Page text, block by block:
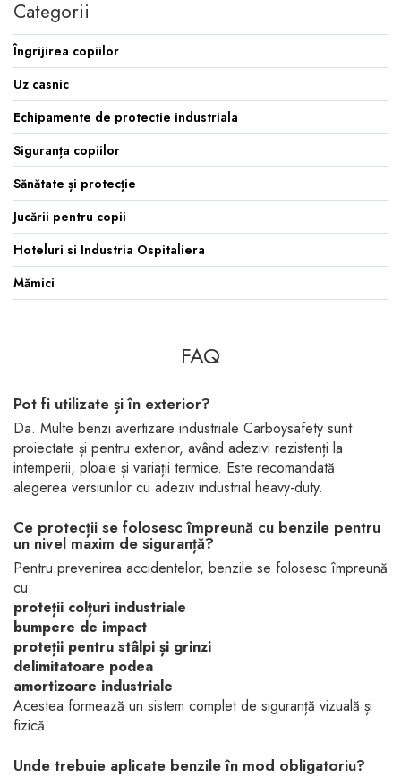
Categorii
Îngrijirea copiilor
Uz casnic
Echipamente de protectie industriala
Siguranța copiilor
Sănătate și protecție
Jucării pentru copii
Hoteluri si Industria Ospitaliera
Mămici
FAQ
Pot fi utilizate și în exterior?
Da. Multe benzi avertizare industriale Carboysafety sunt
proiectate și pentru exterior, având adezivi rezistenți la
intemperii, ploaie și variații termice. Este recomandată
alegerea versiunilor cu adeziv industrial heavy-duty.
Ce protecții se folosesc împreună cu benzile pentru
un nivel maxim de siguranță?
Pentru prevenirea accidentelor, benzile se folosesc împreună
cu:
proteții colțuri industriale
bumpere de impact
proteții pentru stâlpi și grinzi
delimitatoare podea
amortizoare industriale
Acestea formează un sistem complet de siguranță vizuală și
fizică.
Unde trebuie aplicate benzile în mod obligatoriu?